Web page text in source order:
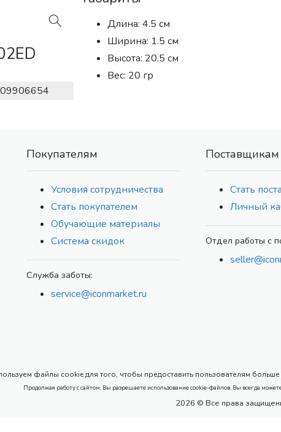
Длина: 4.5 см
Ширина: 1.5 см
Высота: 20.5 см
Вес: 20 гр
Покупателям
Условия сотрудничества
Стать покупателем
Обучающие материалы
Система скидок
Служба заботы:
service@iconmarket.ru
Поставщикам
Стать
Личный
Отдел работы с
файлы cookie для того, чтобы предоставить пользователям
Продолжая работу с сайтом, Вы разрешаете использование cookie-файлов. Вы всегда
2026 © Все права